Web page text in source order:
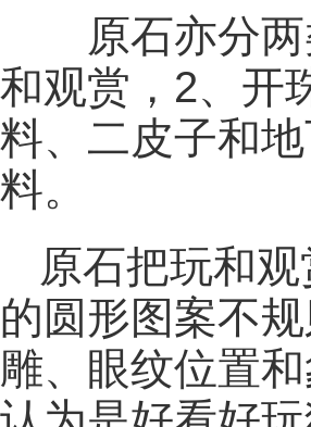
原石亦分两
和观赏，2、开
料、二皮子和
料。
原石把玩和
的圆形图案不
雕、眼纹位置